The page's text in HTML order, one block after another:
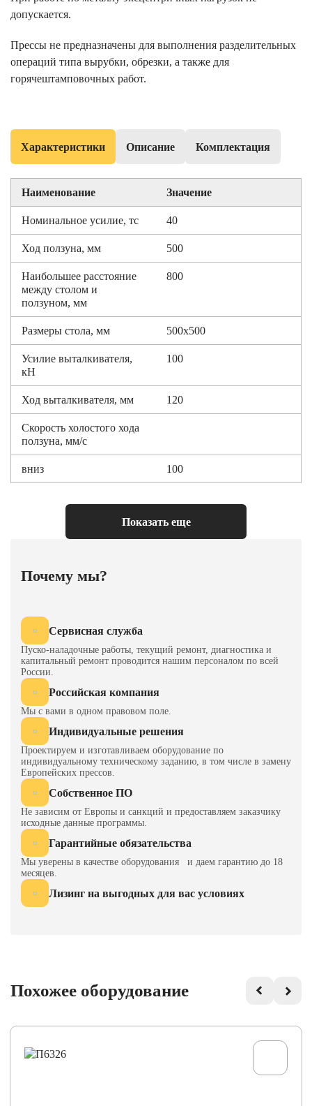
допускается.
Прессы не предназначены для выполнения разделительных
операций типа вырубки, обрезки, а также для
горячештамповочных работ.
Характеристики Описание Комплектация
Наименование Значение
Номинальное усилие, тс 40
Ход ползуна, мм 500
Наибольшее расстояние
между столом и
ползуном, мм
800
Размеры стола, мм 500х500
Усилие выталкивателя,
кН
100
Ход выталкивателя, мм 120
Скорость холостого хода
ползуна, мм/с
вниз 100
Скорость рабочего хода
ползуна, мм/с, не менее
8-16
давлением, с
слева — направо
спереди — назад 1430
высота над уровнем пола
Масса пресса, кг
Показать еще
Почему мы?
Сервисная служба
Пуско-наладочные работы, текущий ремонт, диагностика и
капитальный ремонт проводится нашим персоналом по всей
России.
Российская компания
Мы с вами в одном правовом поле.
Индивидуальные решения
Проектируем и изготавливаем оборудование по
индивидуальному техническому заданию, в том числе в замену
Европейских прессов.
Собственное ПО
Не зависим от Европы и санкций и предоставляем заказчику
исходные данные программы.
Гарантийные обязательства
Мы уверены в качестве оборудования и даем гарантию до 18
месяцев.
Лизинг на выгодных для вас условиях
Похожее оборудование